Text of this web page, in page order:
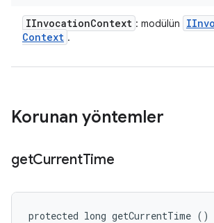
IInvocationContext : modülün
Context .
Korunan yöntemler
getCurrentTime
protected long getCurrentTime ()